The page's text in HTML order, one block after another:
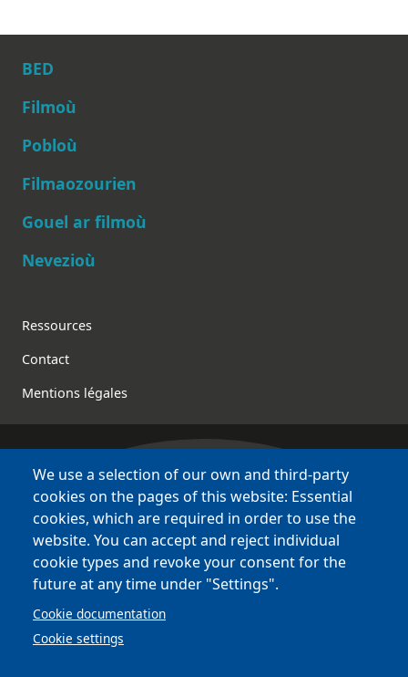
Main navigation
BED
Filmoù
Pobloù
Filmaozourien
Gouel ar filmoù
Nevezioù
Footer
Ressources
Contact
Mentions légales
Bretagne Culture Diversité
des sites variés !
Sites
BCD
Bazhvalan
Bécédia
BED
PCI
We use a selection of our own and third-party
cookies on the pages of this website: Essential
cookies, which are required in order to use the
website. You can accept and reject individual
cookie types and revoke your consent for the
future at any time under "Settings".
Cookie documentation
Cookie settings